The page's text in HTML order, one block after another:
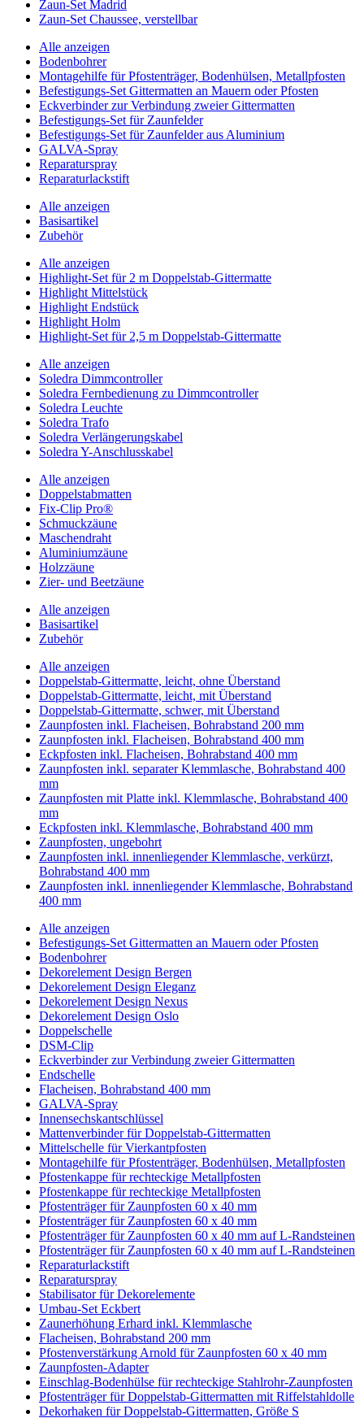
Zaun-Set Madrid
Zaun-Set Chaussee, verstellbar
Alle anzeigen
Bodenbohrer
Montagehilfe für Pfostenträger, Bodenhülsen, Metallpfosten
Befestigungs-Set Gittermatten an Mauern oder Pfosten
Eckverbinder zur Verbindung zweier Gittermatten
Befestigungs-Set für Zaunfelder
Befestigungs-Set für Zaunfelder aus Aluminium
GALVA-Spray
Reparaturspray
Reparaturlackstift
Alle anzeigen
Basisartikel
Zubehör
Alle anzeigen
Highlight-Set für 2 m Doppelstab-Gittermatte
Highlight Mittelstück
Highlight Endstück
Highlight Holm
Highlight-Set für 2,5 m Doppelstab-Gittermatte
Alle anzeigen
Soledra Dimmcontroller
Soledra Fernbedienung zu Dimmcontroller
Soledra Leuchte
Soledra Trafo
Soledra Verlängerungskabel
Soledra Y-Anschlusskabel
Alle anzeigen
Doppelstabmatten
Fix-Clip Pro®
Schmuckzäune
Maschendraht
Aluminiumzäune
Holzzäune
Zier- und Beetzäune
Alle anzeigen
Basisartikel
Zubehör
Alle anzeigen
Doppelstab-Gittermatte, leicht, ohne Überstand
Doppelstab-Gittermatte, leicht, mit Überstand
Doppelstab-Gittermatte, schwer, mit Überstand
Zaunpfosten inkl. Flacheisen, Bohrabstand 200 mm
Zaunpfosten inkl. Flacheisen, Bohrabstand 400 mm
Eckpfosten inkl. Flacheisen, Bohrabstand 400 mm
Zaunpfosten inkl. separater Klemmlasche, Bohrabstand 400
mm
Zaunpfosten mit Platte inkl. Klemmlasche, Bohrabstand 400
mm
Eckpfosten inkl. Klemmlasche, Bohrabstand 400 mm
Zaunpfosten, ungebohrt
Zaunpfosten inkl. innenliegender Klemmlasche, verkürzt,
Bohrabstand 400 mm
Zaunpfosten inkl. innenliegender Klemmlasche, Bohrabstand
400 mm
Alle anzeigen
Befestigungs-Set Gittermatten an Mauern oder Pfosten
Bodenbohrer
Dekorelement Design Bergen
Dekorelement Design Eleganz
Dekorelement Design Nexus
Dekorelement Design Oslo
Doppelschelle
DSM-Clip
Eckverbinder zur Verbindung zweier Gittermatten
Endschelle
Flacheisen, Bohrabstand 400 mm
GALVA-Spray
Innensechskantschlüssel
Mattenverbinder für Doppelstab-Gittermatten
Mittelschelle für Vierkantpfosten
Montagehilfe für Pfostenträger, Bodenhülsen, Metallpfosten
Pfostenkappe für rechteckige Metallpfosten
Pfostenkappe für rechteckige Metallpfosten
Pfostenträger für Zaunpfosten 60 x 40 mm
Pfostenträger für Zaunpfosten 60 x 40 mm
Pfostenträger für Zaunpfosten 60 x 40 mm auf L-Randsteinen
Pfostenträger für Zaunpfosten 60 x 40 mm auf L-Randsteinen
Reparaturlackstift
Reparaturspray
Stabilisator für Dekorelemente
Umbau-Set Eckbert
Zaunerhöhung Erhard inkl. Klemmlasche
Flacheisen, Bohrabstand 200 mm
Pfostenverstärkung Arnold für Zaunpfosten 60 x 40 mm
Zaunpfosten-Adapter
Einschlag-Bodenhülse für rechteckige Stahlrohr-Zaunpfosten
Pfostenträger für Doppelstab-Gittermatten mit Riffelstahldolle
Dekorhaken für Doppelstab-Gittermatten, Größe S